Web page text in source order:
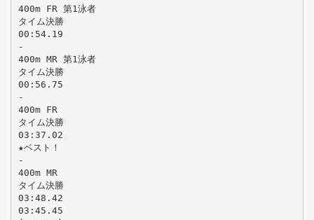
400m FR 第1泳者
タイム決勝
00:54.19
-
400m MR 第1泳者
タイム決勝
00:56.75
-
400m FR
タイム決勝
03:37.02
★ベスト！
-
400m MR
タイム決勝
03:48.42
03:45.45